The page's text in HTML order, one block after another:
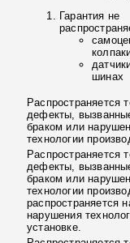
Гарантия не
шинах
Распространяется
дефекты,
браком или
технологии
Распространяется
дефекты,
браком или
технологии
распространяется
нарушения
установке.